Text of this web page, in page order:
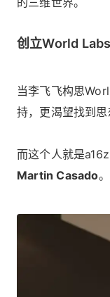
创立World
当李飞飞构思
持，更渴望找到思
而这个人就是
Martin Casado。